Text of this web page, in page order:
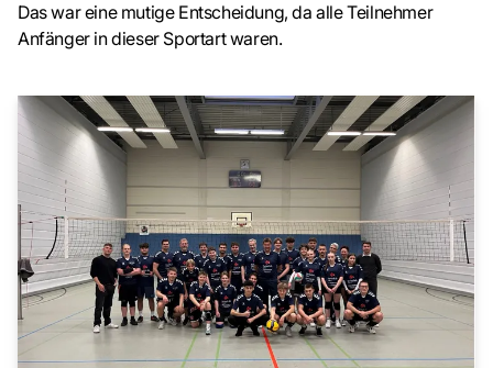
Das war eine mutige Entscheidung, da alle Teilnehmer
Anfänger in dieser Sportart waren.